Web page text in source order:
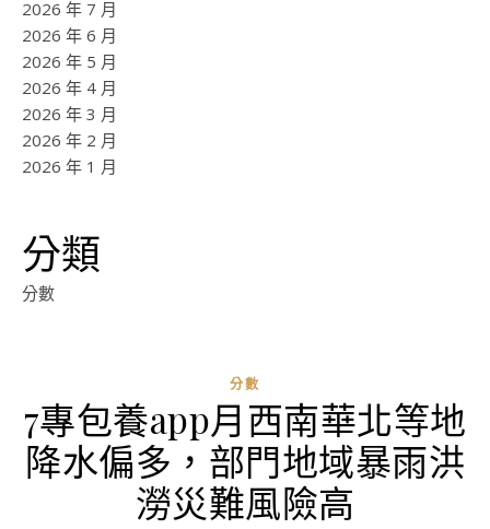
2026 年 7 月
2026 年 6 月
2026 年 5 月
2026 年 4 月
2026 年 3 月
2026 年 2 月
2026 年 1 月
分類
分數
分數
7專包養app月西南華北等地
降水偏多，部門地域暴雨洪
澇災難風險高
0